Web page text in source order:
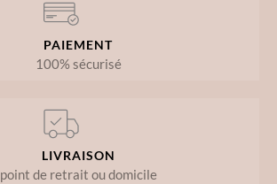
PAIEMENT
100% sécurisé
LIVRAISON
point de retrait ou domicile